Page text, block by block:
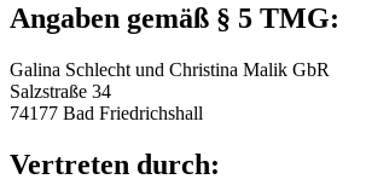
Angaben gemäß § 5 TMG:
Galina Schlecht und Christina Malik GbR
Salzstraße 34
74177 Bad Friedrichshall
Vertreten durch: